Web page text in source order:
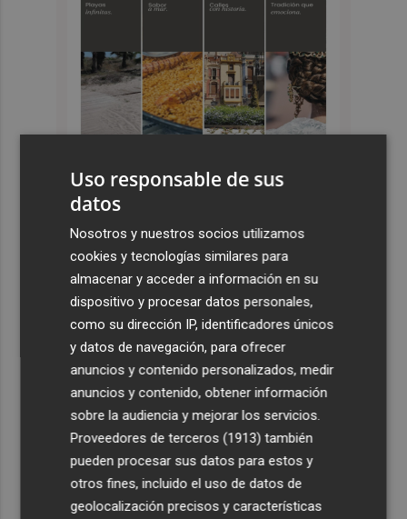
Valencia Basket abrirá la EuroLeague Women en casa
ante Fenerbahce Opet
La Diputación reduce en más de dos meses el tiempo
previsto de corte de la CV-560 por las obras del puente
de Càrcer
Roig Arena estrena un festival de house de más de 10
horas con Folamour, Dan Shake o The Basement
Italia rechaza el ultimátum de España y no reevaluará la
suspensión de Schengen hasta el 15 de agosto
Leire Díez niega que su "investigación" buscara
"desestabilizar" ninguna causa "que afectara a los
Uso responsable de sus
datos
Nosotros y nuestros socios utilizamos
cookies y tecnologías similares para
almacenar y acceder a información en su
dispositivo y procesar datos personales,
como su dirección IP, identificadores únicos
y datos de navegación, para ofrecer
anuncios y contenido personalizados, medir
anuncios y contenido, obtener información
sobre la audiencia y mejorar los servicios.
Proveedores de terceros (1913) también
pueden procesar sus datos para estos y
otros fines, incluido el uso de datos de
geolocalización precisos y características